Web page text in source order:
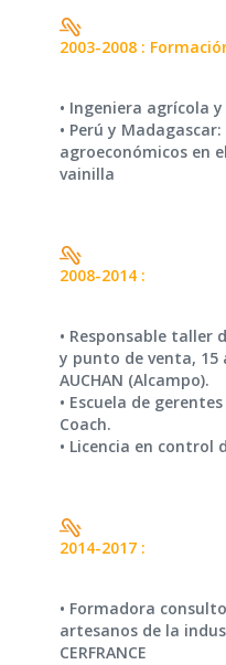
2003-2008 :
• Ingeniera agrícola
• Perú y
agroeconómicos en
vainilla
2008-2014 :
• Responsable taller
y punto de venta, 15
AUCHAN (Alcampo).
• Escuela de
Coach.
• Licencia en control
2014-2017 :
• Formadora
artesanos de la
CERFRANCE